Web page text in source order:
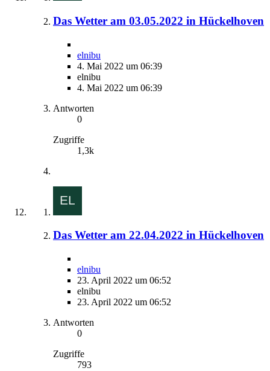
Das Wetter am 03.05.2022 in Hückelhoven
elnibu
4. Mai 2022 um 06:39
elnibu
4. Mai 2022 um 06:39
Antworten
0
Zugriffe
1,3k
Das Wetter am 22.04.2022 in Hückelhoven
elnibu
23. April 2022 um 06:52
elnibu
23. April 2022 um 06:52
Antworten
0
Zugriffe
793